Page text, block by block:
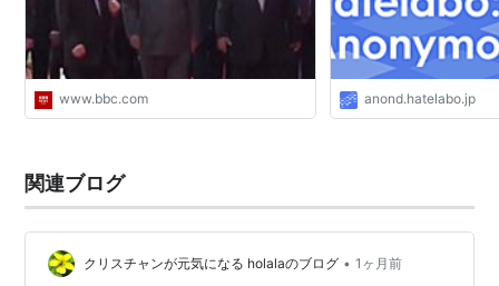
www.bbc.com anond.hatelabo.jp
関連ブログ
クリスチャンが元気になる holalaのブログ • 1ヶ月前